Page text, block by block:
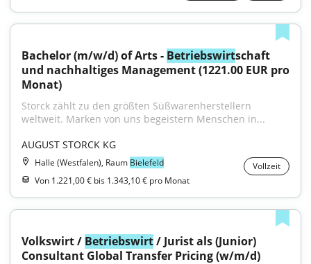
Bachelor (m/w/d) of Arts - Betriebswirtschaft
und nachhaltiges Management (1221.00 EUR pro
Monat)
Storck zählt zu den größten Süßwarenherstellern
weltweit. Marken von uns begeistern Menschen in...
AUGUST STORCK KG
Halle (Westfalen), Raum Bielefeld
Vollzeit
Von 1.221,00 € bis 1.343,10 € pro Monat
Volkswirt / Betriebswirt / Jurist als (Junior)
Consultant Global Transfer Pricing (w/m/d)